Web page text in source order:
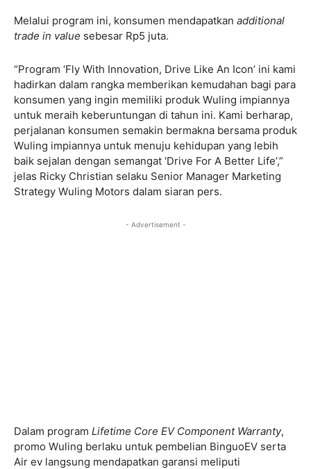
Melalui program ini, konsumen mendapatkan additional
trade in value sebesar Rp5 juta.
“Program ‘Fly With Innovation, Drive Like An Icon’ ini kami
hadirkan dalam rangka memberikan kemudahan bagi para
konsumen yang ingin memiliki produk Wuling impiannya
untuk meraih keberuntungan di tahun ini. Kami berharap,
perjalanan konsumen semakin bermakna bersama produk
Wuling impiannya untuk menuju kehidupan yang lebih
baik sejalan dengan semangat ‘Drive For A Better Life’,”
jelas Ricky Christian selaku Senior Manager Marketing
Strategy Wuling Motors dalam siaran pers.
- Advertisement -
Dalam program Lifetime Core EV Component Warranty,
promo Wuling berlaku untuk pembelian BinguoEV serta
Air ev langsung mendapatkan garansi meliputi